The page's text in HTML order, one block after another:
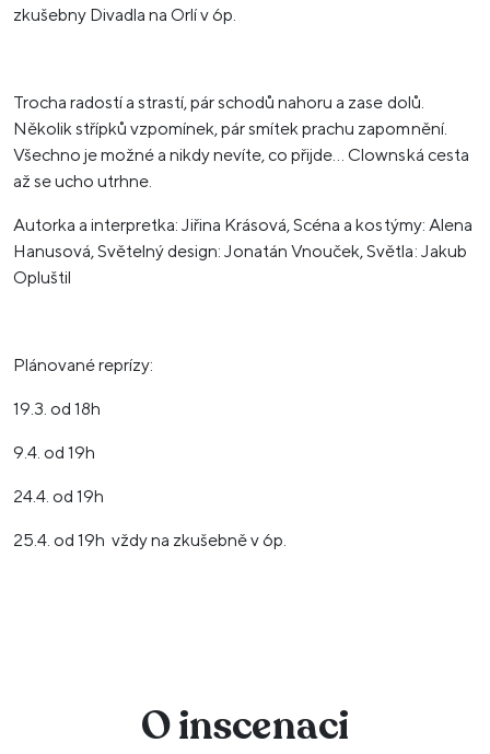
zkušebny Divadla na Orlí v 6p.
Trocha radostí a strastí, pár schodů nahoru a zase dolů.
Několik střípků vzpomínek, pár smítek prachu zapomnění.
Všechno je možné a nikdy nevíte, co přijde… Clownská cesta
až se ucho utrhne.
Autorka a interpretka: Jiřina Krásová, Scéna a kostýmy: Alena
Hanusová, Světelný design: Jonatán Vnouček, Světla: Jakub
Opluštil
Plánované reprízy:
19.3. od 18h
9.4. od 19h
24.4. od 19h
25.4. od 19h vždy na zkušebně v 6p.
O inscenaci